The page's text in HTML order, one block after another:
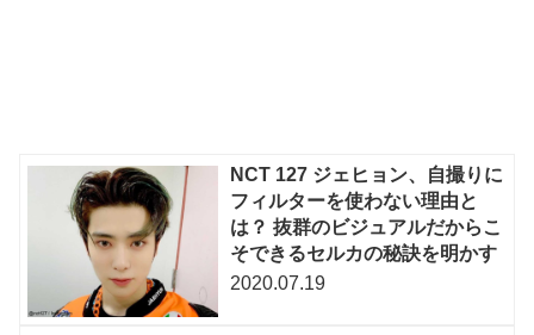
NCT 127 ジェヒョン、自撮りに
フィルターを使わない理由と
は？ 抜群のビジュアルだからこ
そできるセルカの秘訣を明かす
2020.07.19